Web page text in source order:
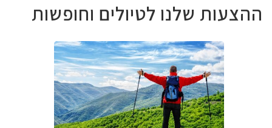
ההצעות שלנו לטיולים וחופשות